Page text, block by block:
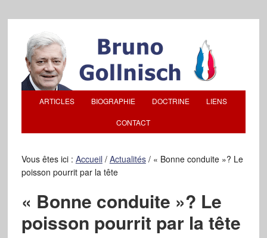
ARTICLES BIOGRAPHIE DOCTRINE LIENS
CONTACT
Vous êtes ici : Accueil / Actualités /« Bonne conduite »? Le
poisson pourrit par la tête
« Bonne conduite »? Le
poisson pourrit par la tête